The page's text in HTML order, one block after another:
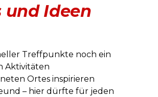
und Ideen
Treffpunkte noch ein
Aktivitäten
Ortes inspirieren
– hier dürfte für jeden